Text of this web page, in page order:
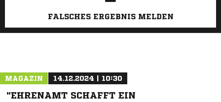
FALSCHES ERGEBNIS MELDEN
MAGAZIN 14.12.2024 | 10:30
"EHRENAMT SCHAFFT EIN